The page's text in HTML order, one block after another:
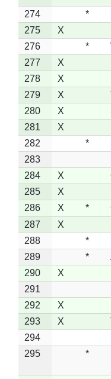
274 *
275
X
276
*
277
X
278
X
279
X
280
X
281
X
282
*
283
284
X
285
X
286
X *
287
X
288
*
289
*
290
X
291
292
X
293
X
294
295
*